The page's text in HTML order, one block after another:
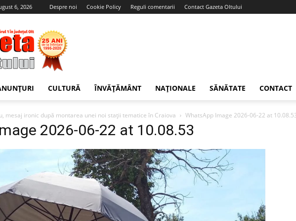
6, 2026 Despre noi Cookie Policy Reguli comentarii Contact Gazeta Oltului
Gazeta
Oltului
CULTURĂ ÎNVĂȚĂMÂNT NAȚIONALE SĂNĂTATE CONTACT
mesaj ironic după montarea unei noi stații tematice în Craiova WhatsApp Image 2026-06-22 at
2026-06-22 at 10.08.53